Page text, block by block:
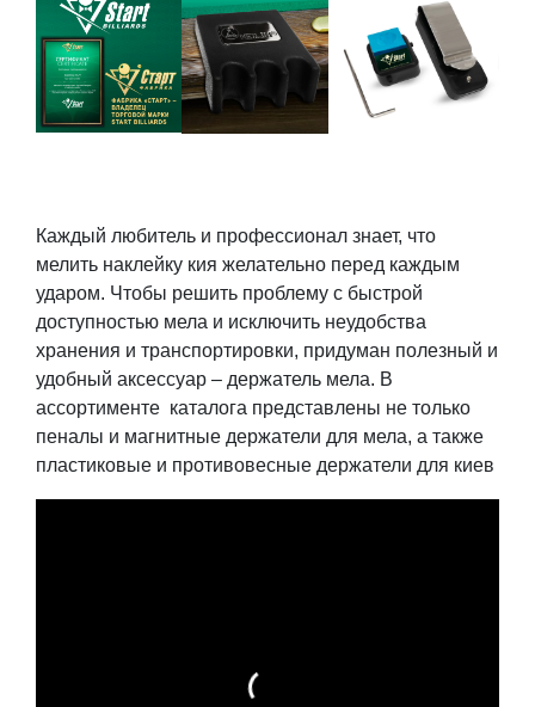
Каждый любитель и профессионал знает, что
мелить наклейку кия желательно перед каждым
ударом. Чтобы решить проблему с быстрой
доступностью мела и исключить неудобства
хранения и транспортировки, придуман полезный и
удобный аксессуар – держатель мела. В
ассортименте каталога представлены не только
пеналы и магнитные держатели для мела, а также
пластиковые и противовесные держатели для киев